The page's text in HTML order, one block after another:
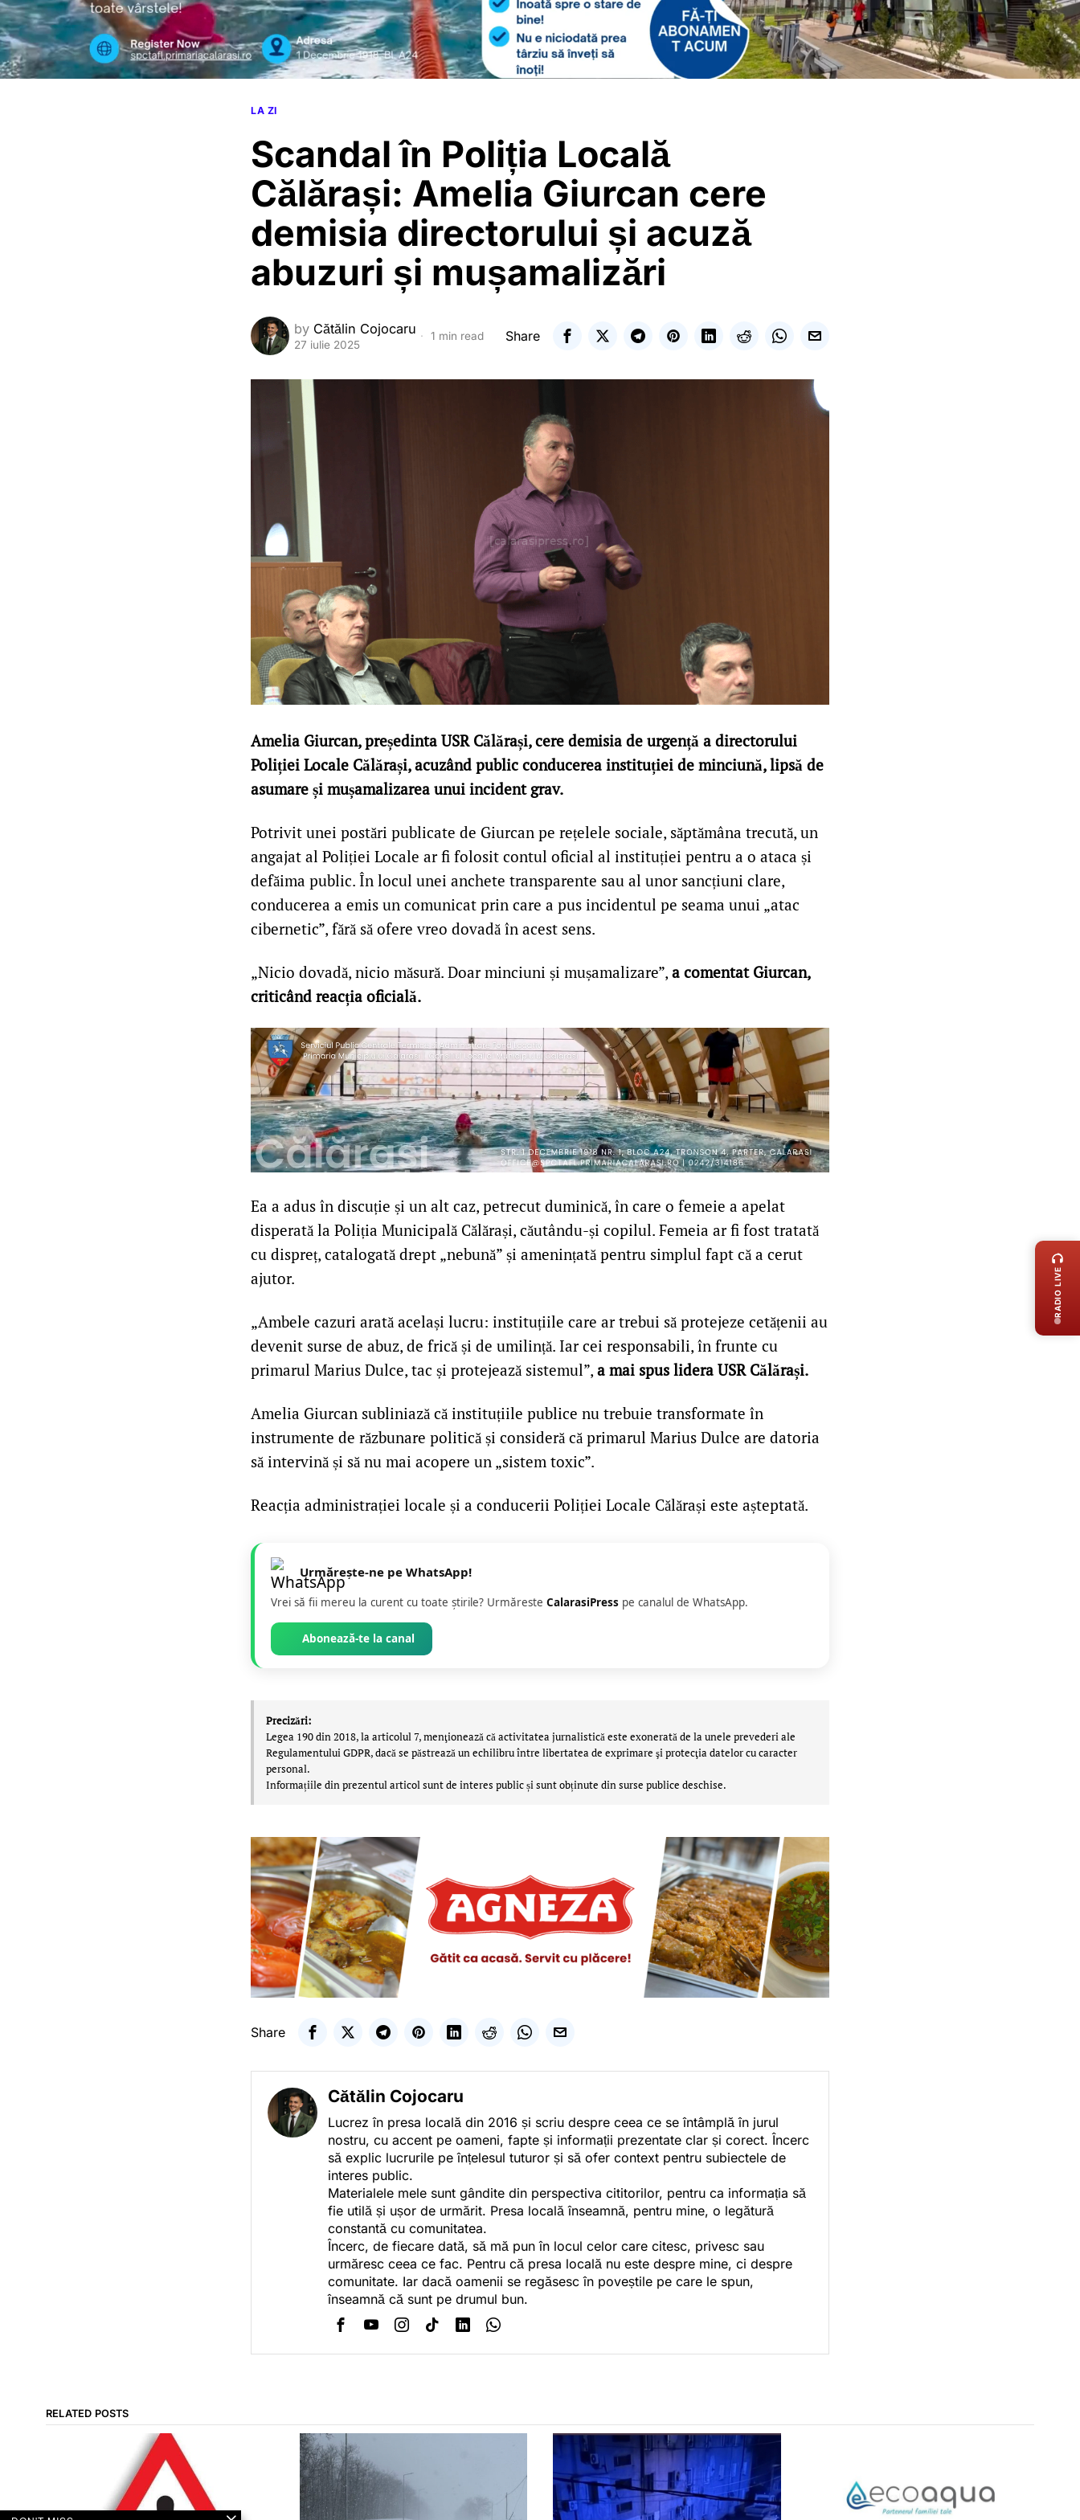
LA ZI
Scandal în Poliția Locală
Călărași: Amelia Giurcan cere
demisia directorului și acuză
abuzuri și mușamalizări
by Cătălin Cojocaru
27 iulie 2025
1 min read Share
Amelia Giurcan, președinta USR Călărași, cere demisia de urgență a directorului
Poliției Locale Călărași, acuzând public conducerea instituției de minciună, lipsă de
asumare și mușamalizarea unui incident grav.
Potrivit unei postări publicate de Giurcan pe rețelele sociale, săptămâna trecută, un
angajat al Poliției Locale ar fi folosit contul oficial al instituției pentru a o ataca și
defăima public. În locul unei anchete transparente sau al unor sancțiuni clare,
conducerea a emis un comunicat prin care a pus incidentul pe seama unui „atac
cibernetic”, fără să ofere vreo dovadă în acest sens.
„Nicio dovadă, nicio măsură. Doar minciuni și mușamalizare”, a comentat Giurcan,
criticând reacția oficială.
Ea a adus în discuție și un alt caz, petrecut duminică, în care o femeie a apelat
disperată la Poliția Municipală Călărași, căutându-și copilul. Femeia ar fi fost tratată
cu dispreț, catalogată drept „nebună” și amenințată pentru simplul fapt că a cerut
ajutor.
„Ambele cazuri arată același lucru: instituțiile care ar trebui să protejeze cetățenii au
devenit surse de abuz, de frică și de umilință. Iar cei responsabili, în frunte cu
primarul Marius Dulce, tac și protejează sistemul”, a mai spus lidera USR Călărași.
Amelia Giurcan subliniază că instituțiile publice nu trebuie transformate în
instrumente de răzbunare politică și consideră că primarul Marius Dulce are datoria
să intervină și să nu mai acopere un „sistem toxic”.
Reacția administrației locale și a conducerii Poliției Locale Călărași este așteptată.
Urmărește-ne pe WhatsApp!
Vrei să fii mereu la curent cu toate știrile? Urmăreste CalarasiPress pe canalul de WhatsApp.
Abonează-te la canal
Precizări:
Legea 190 din 2018, la articolul 7, menţionează că activitatea jurnalistică este exonerată de la unele prevederi ale
Regulamentului GDPR, dacă se păstrează un echilibru între libertatea de exprimare şi protecţia datelor cu caracter
personal.
Informațiile din prezentul articol sunt de interes public și sunt obținute din surse publice deschise.
Share
Cătălin Cojocaru
Lucrez în presa locală din 2016 și scriu despre ceea ce se întâmplă în jurul
nostru, cu accent pe oameni, fapte și informații prezentate clar și corect. Încerc
să explic lucrurile pe înțelesul tuturor și să ofer context pentru subiectele de
interes public.
Materialele mele sunt gândite din perspectiva cititorilor, pentru ca informația să
fie utilă și ușor de urmărit. Presa locală înseamnă, pentru mine, o legătură
constantă cu comunitatea.
Încerc, de fiecare dată, să mă pun în locul celor care citesc, privesc sau
urmăresc ceea ce fac. Pentru că presa locală nu este despre mine, ci despre
comunitate. Iar dacă oamenii se regăsesc în poveștile pe care le spun,
înseamnă că sunt pe drumul bun.
RELATED POSTS
RADIO LIVE